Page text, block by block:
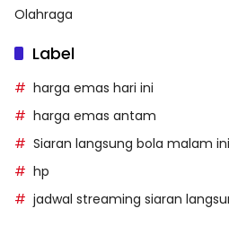
Olahraga
Label
harga emas hari ini
harga emas antam
Siaran langsung bola malam ini
hp
jadwal streaming siaran